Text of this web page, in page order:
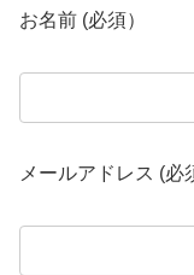
お名前 (必須）
メールアドレス (必